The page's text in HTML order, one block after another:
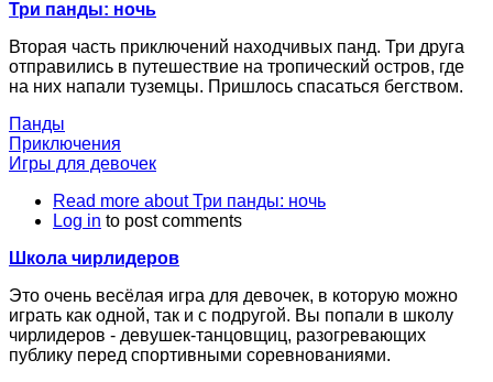
Три панды: ночь
Вторая часть приключений находчивых панд. Три друга
отправились в путешествие на тропический остров, где
на них напали туземцы. Пришлось спасаться бегством.
Панды
Приключения
Игры для девочек
Read more about Три панды: ночь
Log in to post comments
Школа чирлидеров
Это очень весёлая игра для девочек, в которую можно
играть как одной, так и с подругой. Вы попали в школу
чирлидеров - девушек-танцовщиц, разогревающих
публику перед спортивными соревнованиями.